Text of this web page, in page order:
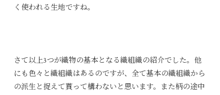
く使われる生地ですね。
さて以上3つが織物の基本となる織組織の紹介でした。他
にも色々と織組織はあるのですが、全て基本の織組織から
の派生と捉えて貰って構わないと思います。また柄の途中